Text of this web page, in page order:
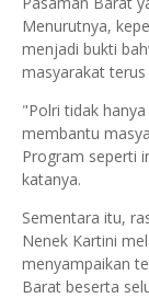
Menurutnya,
menjadi bukti
masyarakat
"Polri tidak
membantu
Program seperti
katanya.
Sementara itu,
Nenek Kartini
menyampaikan
Barat beserta